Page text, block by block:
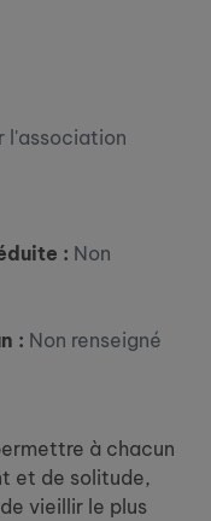
l'association
: Non
: Non renseigné
à chacun
et de solitude,
vieillir le plus